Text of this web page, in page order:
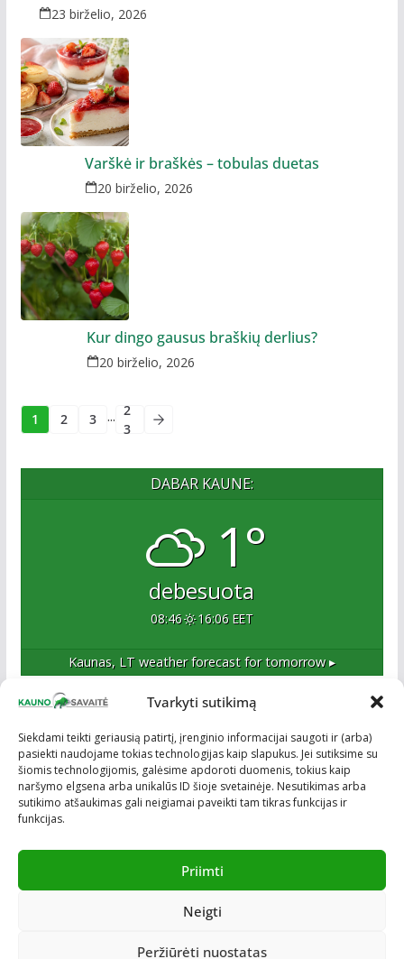
Tvarkyti sutikimą
Siekdami teikti geriausią patirtį, įrenginio informacijai saugoti ir (arba)
pasiekti naudojame tokias technologijas kaip slapukus. Jei sutiksime su
šiomis technologijomis, galėsime apdoroti duomenis, tokius kaip
naršymo elgsena arba unikalūs ID šioje svetainėje. Nesutikimas arba
sutikimo atšaukimas gali neigiamai paveikti tam tikras funkcijas ir
funkcijas.
Priimti
Neigti
Peržiūrėti nuostatas
23 birželio, 2026
Varškė ir braškės – tobulas duetas
20 birželio, 2026
Kur dingo gausus braškių derlius?
20 birželio, 2026
1 2 3 ... 2
3
DABAR KAUNE:
1°
debesuota
08:46 16:06 EET
Kaunas, LTweather forecast for tomorrow ▸
Esame naujas Kaune, tačiau veržlus ir profesionalus
kolektyvas. Ne naujokai žiniasklaidoje. Į Kauną
žengiame tvirtai įsitikinę savo sėkme.
Visos teisės saugomos © ON MEDIA. Sukurta naudojant